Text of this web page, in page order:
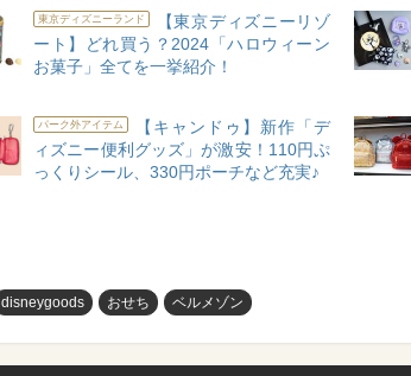
東京ディズニーランド
【東京ディズニーリゾ
ート】どれ買う？2024「ハロウィーン
お菓子」全てを一挙紹介！
パーク外アイテム
【キャンドゥ】新作「デ
ィズニー便利グッズ」が激安！110円ぷ
っくりシール、330円ポーチなど充実♪
disneygoods おせち ベルメゾン